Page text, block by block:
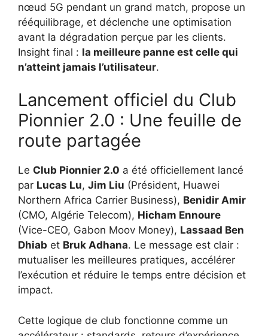
nœud 5G pendant un grand match, propose un
rééquilibrage, et déclenche une optimisation
avant la dégradation perçue par les clients.
Insight final : la meilleure panne est celle qui
n’atteint jamais l’utilisateur.
Lancement officiel du Club
Pionnier 2.0 : Une feuille de
route partagée
Le Club Pionnier 2.0 a été officiellement lancé
par Lucas Lu, Jim Liu (Président, Huawei
Northern Africa Carrier Business), Benidir Amir
(CMO, Algérie Telecom), Hicham Ennoure
(Vice-CEO, Gabon Moov Money), Lassaad Ben
Dhiab et Bruk Adhana. Le message est clair :
mutualiser les meilleures pratiques, accélérer
l’exécution et réduire le temps entre décision et
impact.
Cette logique de club fonctionne comme un